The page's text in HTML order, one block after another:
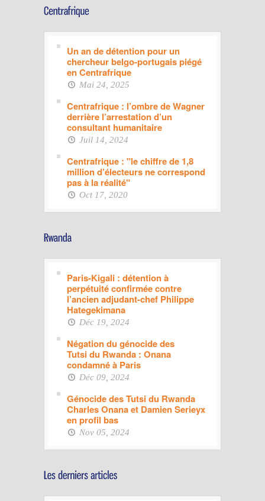
Un an de détention pour un
chercheur belgo-portugais piégé
en Centrafrique
Mai 24, 2025
Centrafrique : l’ombre de Wagner
derrière l’arrestation d’un
consultant humanitaire
Juil 14, 2024
Centrafrique : "le chiffre de 1,8
million d’électeurs ne correspond
pas à la réalité"
Oct 17, 2020
Paris-Kigali : détention à
perpétuité confirmée contre
l’ancien adjudant-chef Philippe
Hategekimana
Déc 19, 2024
Négation du génocide des
Tutsi du Rwanda : Onana
condamné à Paris
Déc 09, 2024
Génocide des Tutsi du Rwanda
Charles Onana et Damien Serieyx
en profil bas
Nov 05, 2024